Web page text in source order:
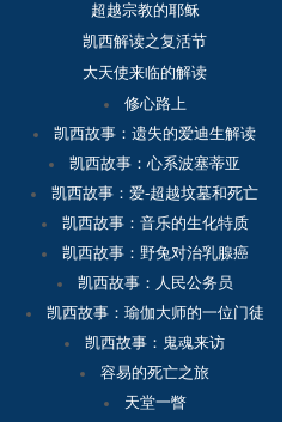
超越宗教的耶稣
凯西解读之复活节
大天使来临的解读
修心路上
凯西故事： 遗失的爱迪生解读
凯西故事：心系波塞蒂亚
凯西故事：爱-超越坟墓和死亡
凯西故事：音乐的生化特质
凯西故事：野兔对治乳腺癌
凯西故事：人民公务员
凯西故事：瑜伽大师的一位门徒
凯西故事：鬼魂来访
容易的死亡之旅
天堂一瞥